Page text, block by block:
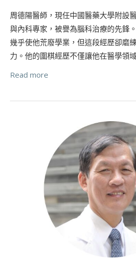
周德陽醫師，現任中國醫藥大學附設
與內科專家，被譽為腦科治療的先鋒
幾乎使他荒廢學業，但這段經歷卻磨
力。他的圍棋經歷不僅讓他在醫學領
Read more